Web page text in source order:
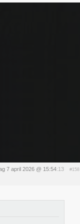
7 april 2026 @ 15:54:13 #158